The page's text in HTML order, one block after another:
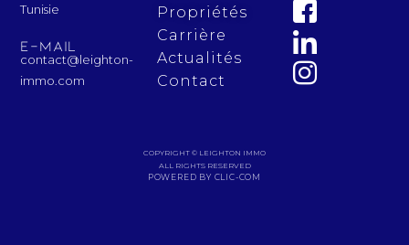
Tunisie
E-mail
contact@leighton-
immo.com
Propriétés
Carrière
Actualités
Contact
COPYRIGHT © LEIGHTON IMMO
ALL RIGHTS RESERVED
POWERED BY CLIC-COM